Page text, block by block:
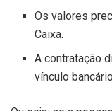
Os valores
Caixa.
A contratação
vínculo